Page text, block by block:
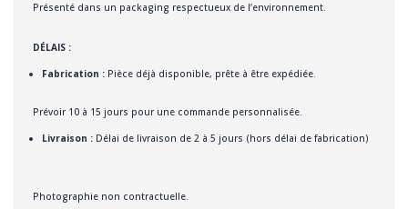
Présenté dans un packaging respectueux de l’environnement.
DÉLAIS :
Fabrication : Pièce déjà disponible, prête à être expédiée.
Prévoir 10 à 15 jours pour une commande personnalisée.
Livraison : Délai de livraison de 2 à 5 jours (hors délai de fabrication)
Photographie non contractuelle.